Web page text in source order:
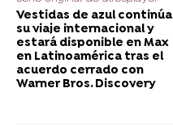
Vestidas de azul continúa
su viaje internacional y
estará disponible en Max
en Latinoamérica tras el
acuerdo cerrado con
Warner Bros. Discovery